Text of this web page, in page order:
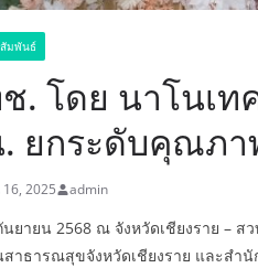
มพันธ์
. โดย นาโนเท
ยกระดับคุณภ
2025 admin
ยายน 2568 ณ จังหวัดเชียงราย – ส
าธารณสุขจังหวัดเชียงราย และสำนั